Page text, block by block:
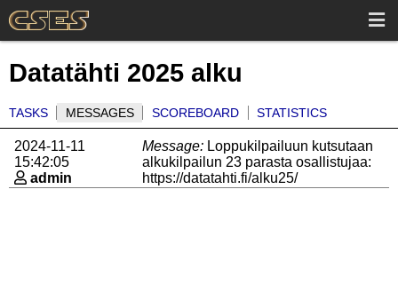
Datatähti 2025 alku
TASKS MESSAGES SCOREBOARD STATISTICS
2024-11-11
15:42:05
admin
Message:Loppukilpailuun kutsutaan
alkukilpailun 23 parasta osallistujaa:
https://datatahti.fi/alku25/